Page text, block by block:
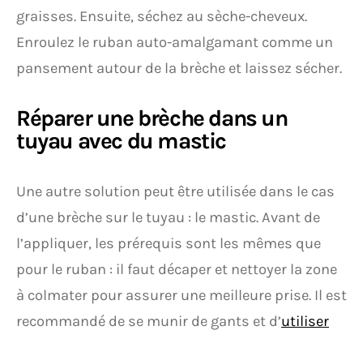
graisses. Ensuite, séchez au sèche-cheveux.
Enroulez le ruban auto-amalgamant comme un
pansement autour de la brèche et laissez sécher.
Réparer une brèche dans un
tuyau avec du mastic
Une autre solution peut être utilisée dans le cas
d’une brèche sur le tuyau : le mastic. Avant de
l’appliquer, les prérequis sont les mêmes que
pour le ruban : il faut décaper et nettoyer la zone
à colmater pour assurer une meilleure prise. Il est
recommandé de se munir de gants et d’utiliser